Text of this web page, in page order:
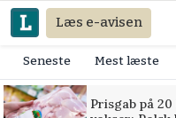
Læs e-avisen
Seneste Mest læste
Prisgab på